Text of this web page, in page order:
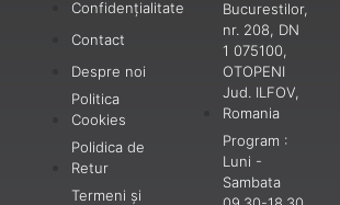
Confidențialitate
Contact
Despre noi
Politica
Cookies
Polidica de
Retur
Termeni și
Bucurestilor,
nr. 208, DN
1 075100,
OTOPENI
Jud. ILFOV,
Romania
Program :
Luni -
Sambata